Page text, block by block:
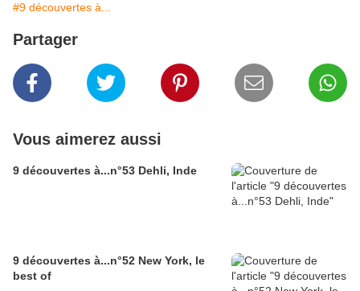
#9 découvertes à...
Partager
Vous aimerez aussi
9 découvertes à...n°53 Dehli, Inde
9 découvertes à...n°52 New York, le
best of